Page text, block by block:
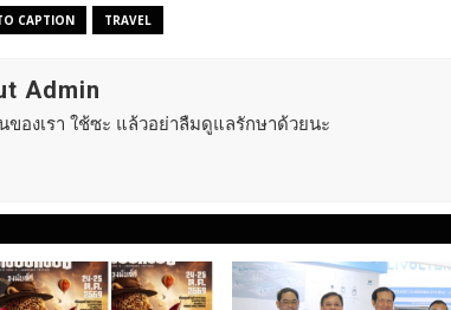
CAPTION TRAVEL
Admin
ของเรา ใช้ซะ แล้วอย่าลืมดูแลรักษาด้วยนะ